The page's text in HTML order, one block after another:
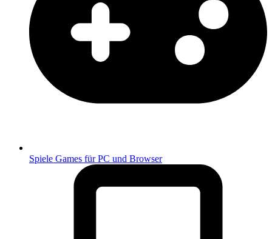
Spiele Games für PC und Browser